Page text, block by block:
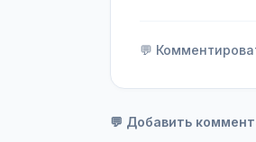
💬
💬 Добавить